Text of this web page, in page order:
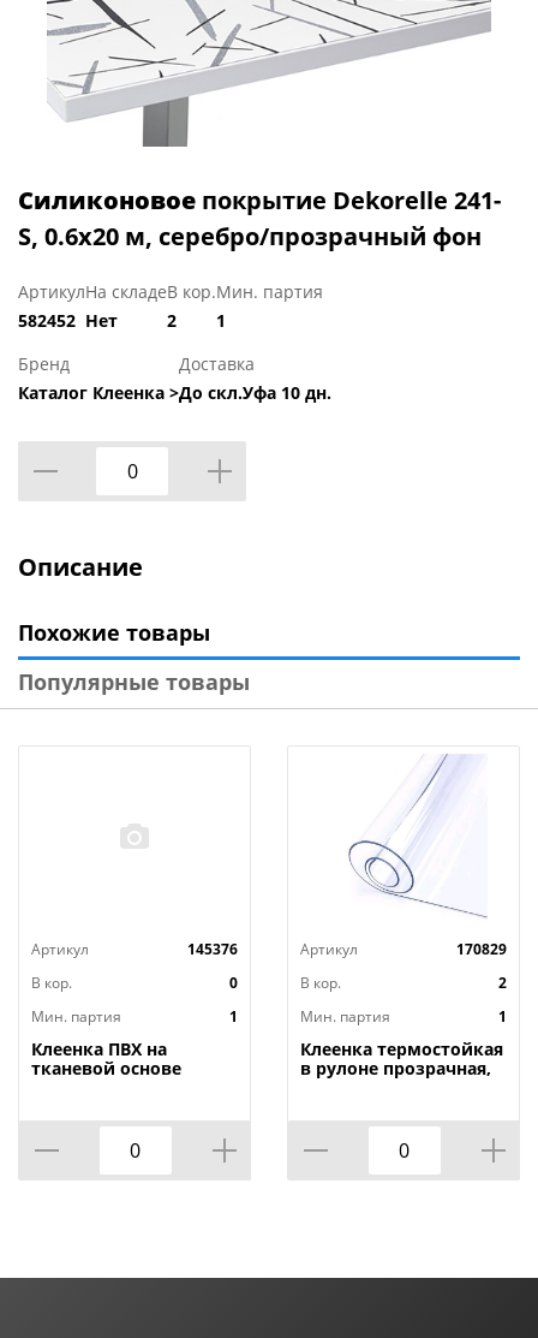
Силиконовое покрытие Dekorelle 241-
S, 0.6x20 м, серебро/прозрачный фон
Артикул
582452
На складе
Нет
В кор.
2
Мин. партия
1
Бренд
Каталог Клеенка >
Доставка
До скл.Уфа 10 дн.
Описание
Похожие товары
Популярные товары
Артикул
145376
В кор.
0
Мин. партия
1
Клеенка ПВХ на
тканевой основе
потертости, грязные
края
Артикул
170829
В кор.
2
Мин. партия
1
Клеенка термостойкая
в рулоне прозрачная,
HOZBAT